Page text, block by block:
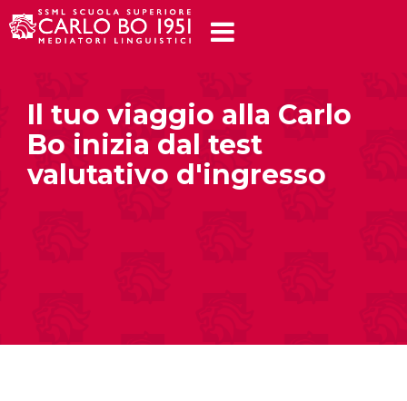
Il tuo viaggio alla Carlo
Bo inizia dal test
valutativo d'ingresso